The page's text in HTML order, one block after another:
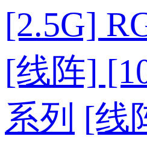
[2.5G]
[线阵]
系列 [线